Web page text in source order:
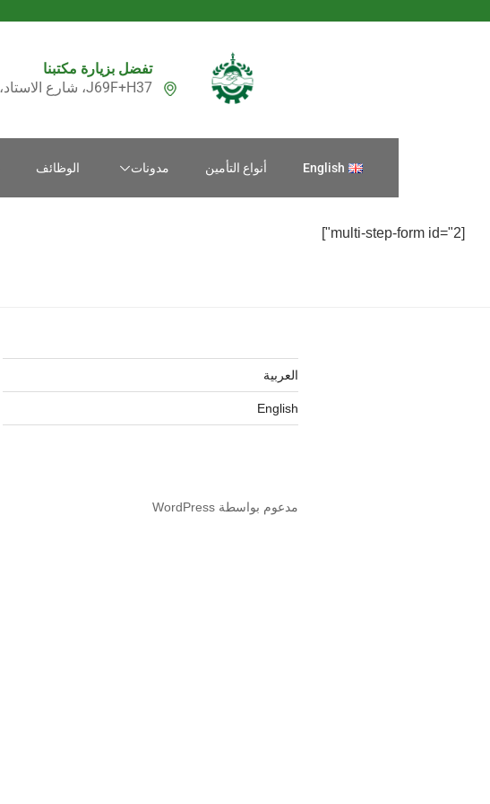
تفضل بزيارة مكتبنا
J69F+H37، شارع الاستاد، بورتسودان‎، السودان
English أنواع التأمين مدونات الوظائف
[multi-step-form id="2"]
العربية
English
مدعوم بواسطة WordPress